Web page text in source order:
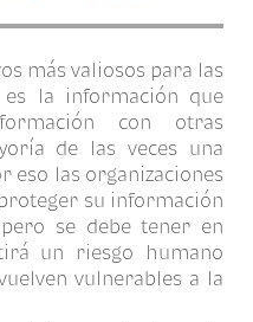
más valiosos para las
es la información que
con otras
de las veces una
eso las organizaciones
su información
se debe tener en
un riesgo humano
vulnerables a la